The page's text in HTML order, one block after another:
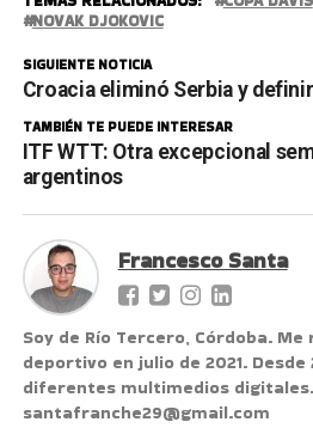
NOVAK DJOKOVIC
SIGUIENTE NOTICIA
Croacia eliminó Serbia y
TAMBIÉN TE PUEDE INTERESAR
ITF WTT: Otra excepcional
argentinos
Francesco Santa
Soy de Río Tercero, Córdoba.
deportivo en julio de 2021.
diferentes multimedios
santafranche29@gmail.com